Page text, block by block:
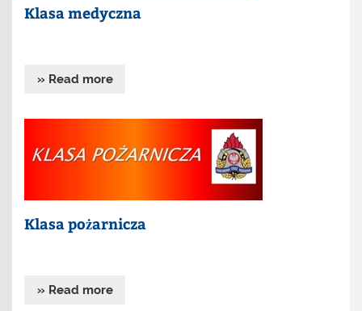
Klasa medyczna
» Read more
Klasa pożarnicza
» Read more